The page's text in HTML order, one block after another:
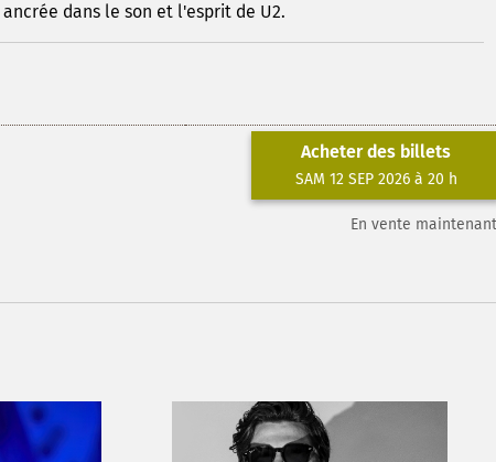
dans le son et l'esprit de U2.
Acheter des billets
SAM 12 SEP 2026 à 20 h
En vente